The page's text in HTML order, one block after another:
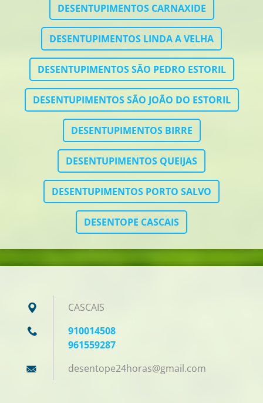
DESENTUPIMENTOS CARNAXIDE
DESENTUPIMENTOS LINDA A VELHA
DESENTUPIMENTOS SÃO PEDRO ESTORIL
DESENTUPIMENTOS SÃO JOÃO DO ESTORIL
DESENTUPIMENTOS BIRRE
DESENTUPIMENTOS QUEIJAS
DESENTUPIMENTOS PORTO SALVO
DESENTOPE CASCAIS
CASCAIS
910014508
961559287
desentope24horas@gmail.com